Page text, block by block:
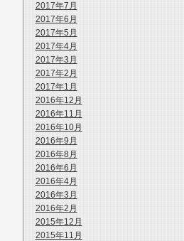
2017年7月
2017年6月
2017年5月
2017年4月
2017年3月
2017年2月
2017年1月
2016年12月
2016年11月
2016年10月
2016年9月
2016年8月
2016年6月
2016年4月
2016年3月
2016年2月
2015年12月
2015年11月